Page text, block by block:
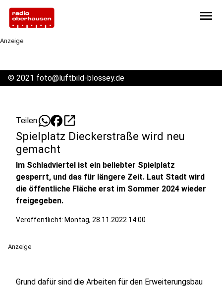
menu
Anzeige
© 2021 foto@luftbild-blossey.de
Teilen: open_in_new
Spielplatz Dieckerstraße wird neu
gemacht
Im Schladviertel ist ein beliebter Spielplatz
gesperrt, und das für längere Zeit. Laut Stadt wird
die öffentliche Fläche erst im Sommer 2024 wieder
freigegeben.
Veröffentlicht: Montag, 28.11.2022 14:00
Anzeige
Grund dafür sind die Arbeiten für den Erweiterungsbau